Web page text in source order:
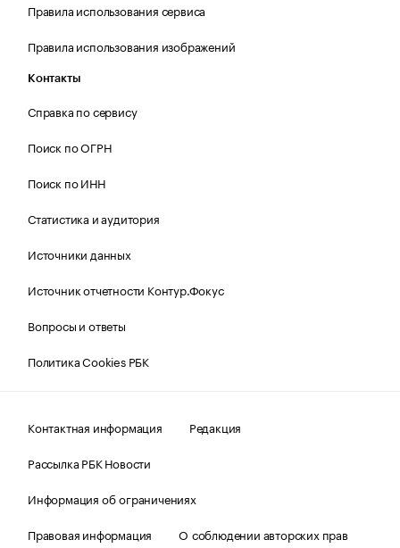
Правила использования сервиса
Правила использования изображений
Контакты
Справка по сервису
Поиск по ОГРН
Поиск по ИНН
Статистика и аудитория
Источники данных
Источник отчетности Контур.Фокус
Вопросы и ответы
Политика Cookies РБК
Контактная информация
Редакция
Рассылка РБК Новости
Информация об ограничениях
Правовая информация
О соблюдении авторских прав